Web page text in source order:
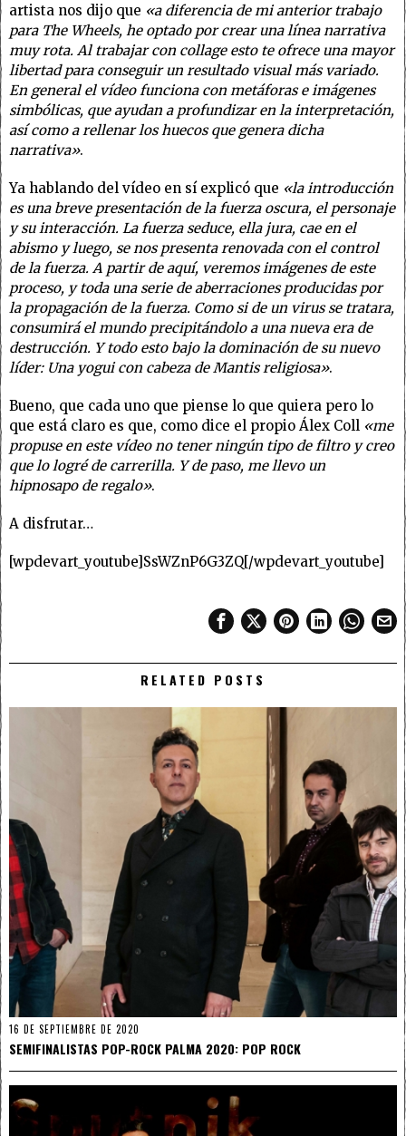
artista nos dijo que «a diferencia de mi anterior trabajo
para The Wheels, he optado por crear una línea narrativa
muy rota. Al trabajar con collage esto te ofrece una mayor
libertad para conseguir un resultado visual más variado.
En general el vídeo funciona con metáforas e imágenes
simbólicas, que ayudan a profundizar en la interpretación,
así como a rellenar los huecos que genera dicha
narrativa».
Ya hablando del vídeo en sí explicó que «la introducción
es una breve presentación de la fuerza oscura, el personaje
y su interacción. La fuerza seduce, ella jura, cae en el
abismo y luego, se nos presenta renovada con el control
de la fuerza. A partir de aquí, veremos imágenes de este
proceso, y toda una serie de aberraciones producidas por
la propagación de la fuerza. Como si de un virus se tratara,
consumirá el mundo precipitándolo a una nueva era de
destrucción. Y todo esto bajo la dominación de su nuevo
líder: Una yogui con cabeza de Mantis religiosa».
Bueno, que cada uno que piense lo que quiera pero lo
que está claro es que, como dice el propio Álex Coll «me
propuse en este vídeo no tener ningún tipo de filtro y creo
que lo logré de carrerilla. Y de paso, me llevo un
hipnosapo de regalo».
A disfrutar…
[wpdevart_youtube]SsWZnP6G3ZQ[/wpdevart_youtube]
RELATED POSTS
16 DE SEPTIEMBRE DE 2020
SEMIFINALISTAS POP-ROCK PALMA 2020: POP ROCK